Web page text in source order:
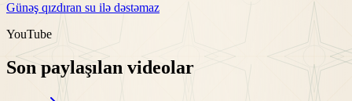
Günəş qızdıran su ilə dəstəmaz
YouTube
Son paylaşılan videolar